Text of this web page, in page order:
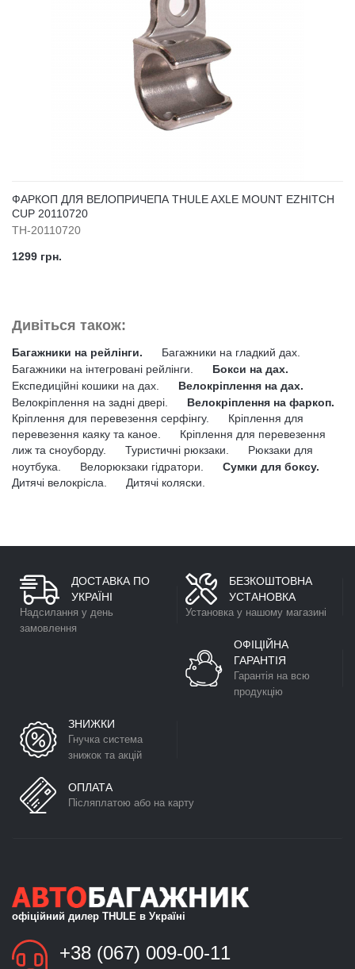
ФАРКОП ДЛЯ ВЕЛОПРИЧЕПА THULE AXLE MOUNT EZHITCH
CUP 20110720
TH-20110720
1299 грн.
Дивіться також:
Багажники на рейлінги.
Багажники на гладкий дах.
Багажники на інтегровані рейлінги.
Бокси на дах.
Експедиційні кошики на дах.
Велокріплення на дах.
Велокріплення на задні двері.
Велокріплення на фаркоп.
Кріплення для перевезення серфінгу.
Кріплення для
перевезення каяку та каное.
Кріплення для перевезення
лиж та сноуборду.
Туристичні рюкзаки.
Рюкзаки для
ноутбука.
Велорюкзаки гідратори.
Сумки для боксу.
Дитячі велокрісла.
Дитячі коляски.
ДОСТАВКА ПО
УКРАЇНІ
Надсилання у день
замовлення
БЕЗКОШТОВНА
УСТАНОВКА
Установка у нашому магазині
ОФІЦІЙНА
ГАРАНТІЯ
Гарантія на всю
продукцію
ЗНИЖКИ
Гнучка система
знижок та акцій
ОПЛАТА
Післяплатою або на карту
офіційний дилер THULE в Україні
+38 (067) 009-00-11